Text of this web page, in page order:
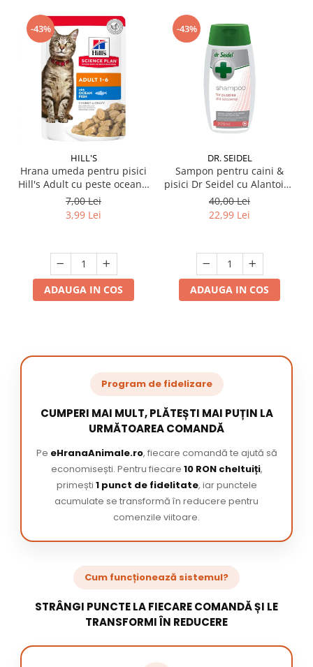
-43%
HILL'S
Hrana umeda pentru pisici
Hill's Adult cu peste oceanic
85 gr
7,00 Lei
3,99 Lei
ADAUGA IN COS
-43%
DR. SEIDEL
Sampon pentru caini &
pisici Dr Seidel cu Alantoina
220 ml
40,00 Lei
22,99 Lei
ADAUGA IN COS
Program de fidelizare
CUMPERI MAI MULT, PLĂTEȘTI MAI PUȚIN LA
URMĂTOAREA COMANDĂ
Pe eHranaAnimale.ro, fiecare comandă te ajută să
economisești. Pentru fiecare 10 RON cheltuiți,
primești 1 punct de fidelitate, iar punctele
acumulate se transformă în reducere pentru
comenzile viitoare.
Cum funcționează sistemul?
STRÂNGI PUNCTE LA FIECARE COMANDĂ ȘI LE
TRANSFORMI ÎN REDUCERE